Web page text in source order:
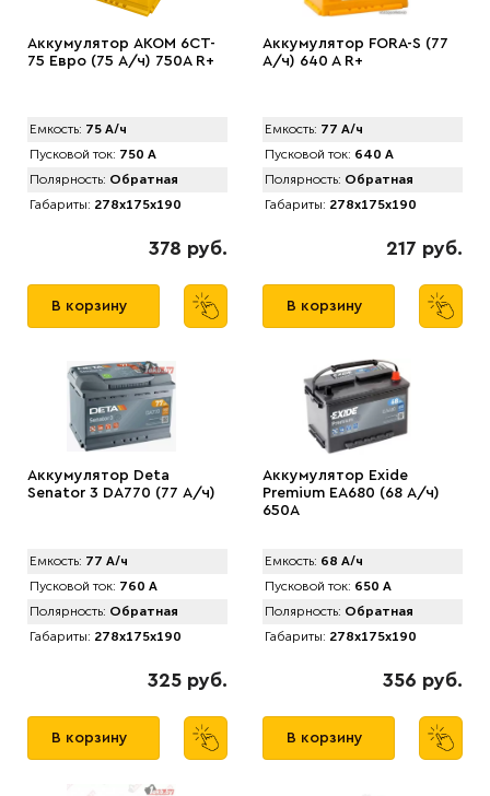
Аккумулятор AКОМ 6CT-
75 Евро (75 А/ч) 750А R+
Емкость: 75 А/ч
Пусковой ток: 750 А
Полярность: Обратная
Габариты: 278x175x190
378 руб.
В корзину
Аккумулятор FORA-S (77
А/ч) 640 A R+
Емкость: 77 А/ч
Пусковой ток: 640 А
Полярность: Обратная
Габариты: 278x175x190
217 руб.
В корзину
Аккумулятор Deta
Senator 3 DA770 (77 А/ч)
Емкость: 77 А/ч
Пусковой ток: 760 А
Полярность: Обратная
Габариты: 278x175x190
325 руб.
В корзину
Аккумулятор Exide
Premium EA680 (68 А/ч)
650A
Емкость: 68 А/ч
Пусковой ток: 650 А
Полярность: Обратная
Габариты: 278x175x190
356 руб.
В корзину